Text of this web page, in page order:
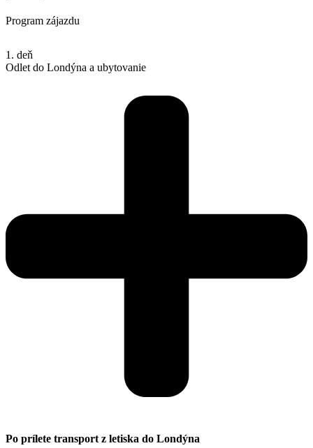
Program zájazdu
1. deň
Odlet do Londýna a ubytovanie
Po prílete transport z letiska do Londýna